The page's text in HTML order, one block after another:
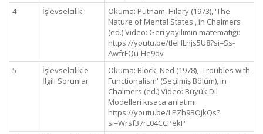
4
İşlevselcilik
Okuma: Putnam, Hilary (1973), 'The
Nature of Mental States', in Chalmers
(ed.) Video: Geri yayılımın matematiği:
https://youtu.be/tIeHLnjs5U8?si=Ss-
AwfrFQu-He9dv
5
İşlevselcilikle
İlgili Sorunlar
Okuma: Block, Ned (1978), 'Troubles with
Functionalism' (Seçilmiş Bölüm), in
Chalmers (ed.) Video: Büyük Dil
Modelleri kısaca anlatımı:
https://youtu.be/LPZh9BOjkQs?
si=Wrsf37rL04CCPekP